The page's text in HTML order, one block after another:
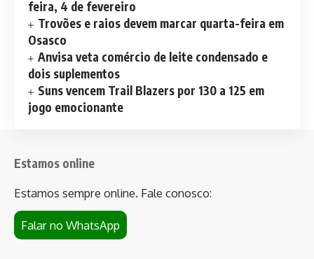
feira, 4 de fevereiro
Trovões e raios devem marcar quarta-feira em
Osasco
Anvisa veta comércio de leite condensado e
dois suplementos
Suns vencem Trail Blazers por 130 a 125 em
jogo emocionante
Estamos online
Estamos sempre online. Fale conosco:
Falar no WhatsApp